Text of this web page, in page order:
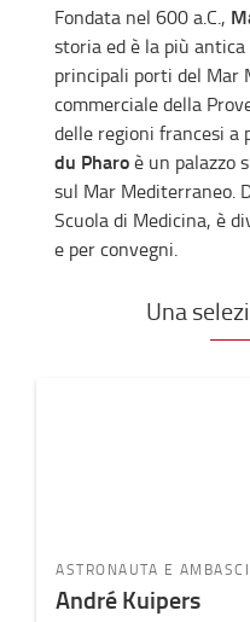
Fondata nel 600 a.C.,
storia ed è la più antica
principali porti del Mar
commerciale della
delle regioni francesi a
du Pharoè un palazzo
sul Mar Mediterraneo.
Scuola di Medicina, è
e per convegni.
Una
ASTRONAUTA E
André Kuipers